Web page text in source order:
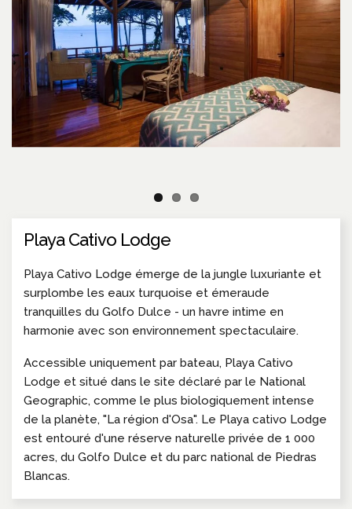
Playa Cativo Lodge
Playa Cativo Lodge émerge de la jungle luxuriante et
surplombe les eaux turquoise et émeraude
tranquilles du Golfo Dulce - un havre intime en
harmonie avec son environnement spectaculaire.
Accessible uniquement par bateau, Playa Cativo
Lodge et situé dans le site déclaré par le National
Geographic, comme le plus biologiquement intense
de la planète, "La région d'Osa". Le Playa cativo Lodge
est entouré d'une réserve naturelle privée de 1 000
acres, du Golfo Dulce et du parc national de Piedras
Blancas.